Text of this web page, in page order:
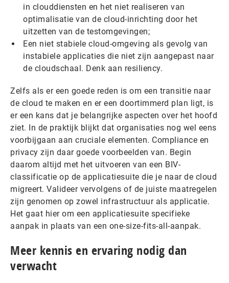
in clouddiensten en het niet realiseren van
optimalisatie van de cloud-inrichting door het
uitzetten van de testomgevingen;
Een niet stabiele cloud-omgeving als gevolg van
instabiele applicaties die niet zijn aangepast naar
de cloudschaal. Denk aan resiliency.
Zelfs als er een goede reden is om een transitie naar
de cloud te maken en er een doortimmerd plan ligt, is
er een kans dat je belangrijke aspecten over het hoofd
ziet. In de praktijk blijkt dat organisaties nog wel eens
voorbijgaan aan cruciale elementen. Compliance en
privacy zijn daar goede voorbeelden van. Begin
daarom altijd met het uitvoeren van een BIV-
classificatie op de applicatiesuite die je naar de cloud
migreert. Valideer vervolgens of de juiste maatregelen
zijn genomen op zowel infrastructuur als applicatie.
Het gaat hier om een applicatiesuite specifieke
aanpak in plaats van een one-size-fits-all-aanpak.
Meer kennis en ervaring nodig dan
verwacht